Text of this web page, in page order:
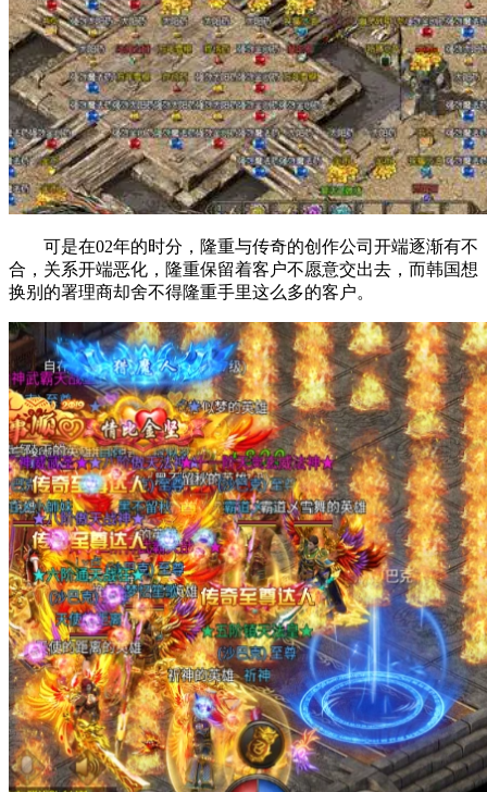
可是在02年的时分，隆重与传奇的创作公司开端逐渐有不
合，关系开端恶化，隆重保留着客户不愿意交出去，而韩国想
换别的署理商却舍不得隆重手里这么多的客户。